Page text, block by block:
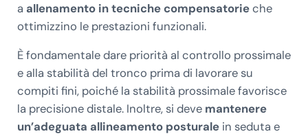
a allenamento in tecniche compensatorieche
ottimizzino le prestazioni funzionali.
È fondamentale dare priorità al controllo prossimale
e alla stabilità del tronco prima di lavorare su
compiti fini, poiché la stabilità prossimale favorisce
la precisione distale. Inoltre, si deve mantenere
un’adeguata allineamento posturalein seduta e